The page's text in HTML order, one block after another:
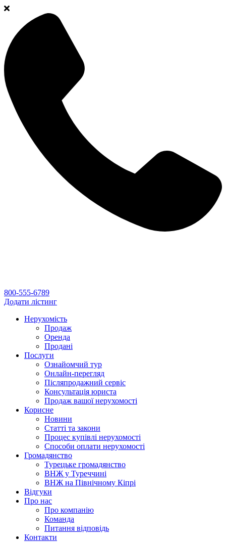
800-555-6789
Додати лістинг
Нерухомість
Продаж
Оренда
Продані
Послуги
Ознайомчий тур
Онлайн-перегляд
Післяпродажний сервіс
Консультація юриста
Продаж вашої нерухомості
Корисне
Новини
Статті та закони
Процес купівлі нерухомості
Способи оплати нерухомості
Громадянство
Турецьке громадянство
ВНЖ у Туреччині
ВНЖ на Північному Кіпрі
Відгуки
Про нас
Про компанію
Команда
Питання відповідь
Контакти